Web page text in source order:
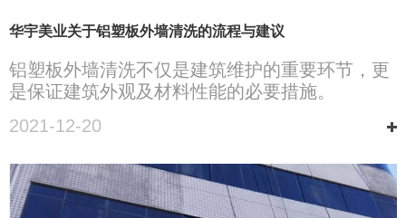
华宇美业关于铝塑板外墙清洗的流程与建议
铝塑板外墙清洗不仅是建筑维护的重要环节，更
是保证建筑外观及材料性能的必要措施。
2021-12-20